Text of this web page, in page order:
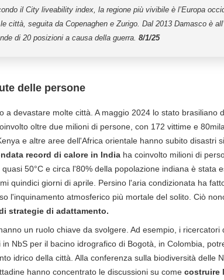
il City liveability index, la regione più vivibile è l’Europa
città, seguita da Copenaghen e Zurigo. Dal 2013 Damasco è
di 20 posizioni a causa della guerra. 8/1/25
delle persone
a devastare molte città. A maggio 2024 lo stato brasiliano
oltre due milioni di persone, con 172 vittime e
e altre aree dell'Africa orientale hanno subito disastri
record di calore in India ha coinvolto milioni di
50°C e circa l'80% della popolazione indiana è stata
quindici giorni di aprile. Persino l'aria condizionata ha
l'inquinamento atmosferico più mortale del solito. Ciò
strategie di adattamento.
un ruolo chiave da svolgere. Ad esempio, i ricercatori
NbS per il bacino idrografico di Bogotà, in Colombia,
idrico della città. Alla conferenza sulla biodiversità delle
hanno concentrato le discussioni su come costruire